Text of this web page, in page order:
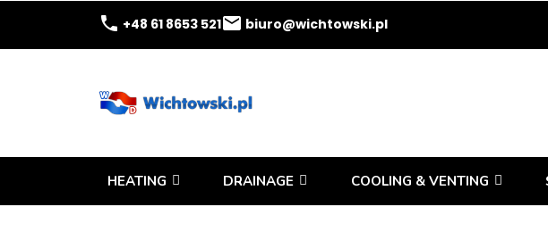
phone +48 61 8653 521email biuro@wichtowski.pl
HEATING DRAINAGE COOLING & VENTING